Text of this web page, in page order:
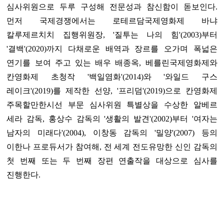
심사위원으로 두루 구성해 전문성과 참신함이 돋보인다.
먼저 국제경쟁에서는 로테르담국제영화제 바냐
칼루제르치치 집행위원장, '질투는 나의 힘'(2003)부터
'결백'(2020)까지 다채로운 배역과 장르를 오가며 폭넓은
연기를 보여 주고 있는 배우 배종옥, 베를린국제영화제와
칸영화제 초청작 '백일염화'(2014)와 '와일드 구스
레이크'(2019)를 제작한 선양, '프리덤'(2019)으로 칸영화제
주목할만한시선 부문 심사위원 특별상을 수상한 알베르
세라 감독, 홍상수 감독의 '생활의 발견'(2002)부터 '여자는
남자의 미래다'(2004), 이창동 감독의 '밀양'(2007) 등의
이한나 프로듀서가 참여해, 전 세계 전도유망한 신인 감독의
첫 번째 또는 두 번째 장편 연출작을 대상으로 심사를
진행한다.